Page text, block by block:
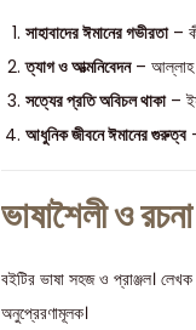
সাহাবাদের ঈমানের গভীরতা–
ত্যাগ ও আত্মনিবেদন– আল্লাহ ও
সত্যের প্রতি অবিচল থাকা–
আধুনিক জীবনে ঈমানের গুরুত্ব
ভাষাশৈলী ও
বইটির ভাষা সহজ ও প্রাঞ্জল।
অনুপ্রেরণামূলক।